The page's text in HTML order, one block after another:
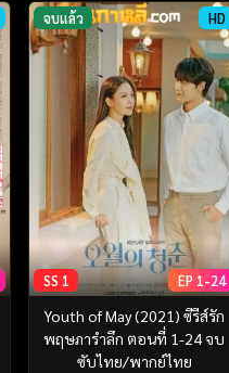
จบแล้ว HD
SS 1 EP 1-24
Youth of May (2021) ซีรีส์รัก
พฤษภารำลึก ตอนที่ 1-24 จบ
ซับไทย/พากย์ไทย